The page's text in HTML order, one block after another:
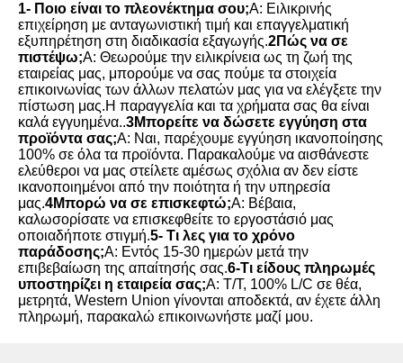
1- Ποιο είναι το πλεονέκτημα σου;Α: Ειλικρινής
επιχείρηση με ανταγωνιστική τιμή και επαγγελματική
εξυπηρέτηση στη διαδικασία εξαγωγής.2Πώς να σε
πιστέψω;Α: Θεωρούμε την ειλικρίνεια ως τη ζωή της
εταιρείας μας, μπορούμε να σας πούμε τα στοιχεία
επικοινωνίας των άλλων πελατών μας για να ελέγξετε την
πίστωση μας.Η παραγγελία και τα χρήματα σας θα είναι
καλά εγγυημένα..3Μπορείτε να δώσετε εγγύηση στα
προϊόντα σας;Α: Ναι, παρέχουμε εγγύηση ικανοποίησης
100% σε όλα τα προϊόντα. Παρακαλούμε να αισθάνεστε
ελεύθεροι να μας στείλετε αμέσως σχόλια αν δεν είστε
ικανοποιημένοι από την ποιότητα ή την υπηρεσία
μας.4Μπορώ να σε επισκεφτώ;Α: Βέβαια,
καλωσορίσατε να επισκεφθείτε το εργοστάσιό μας
οποιαδήποτε στιγμή.5- Τι λες για το χρόνο
παράδοσης;Α: Εντός 15-30 ημερών μετά την
επιβεβαίωση της απαίτησής σας.6-Τι είδους πληρωμές
υποστηρίζει η εταιρεία σας;Α: T/T, 100% L/C σε θέα,
μετρητά, Western Union γίνονται αποδεκτά, αν έχετε άλλη
πληρωμή, παρακαλώ επικοινωνήστε μαζί μου.